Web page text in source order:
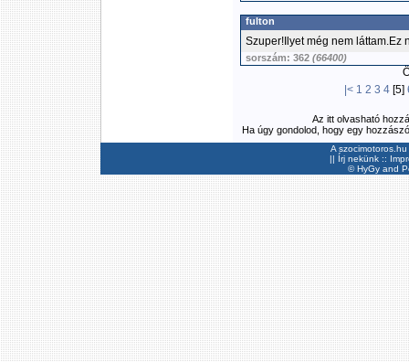
fulton
Szuper!Ilyet még nem láttam.Ez
sorszám: 362 (66400)
|< 1 2 3 4[5]
Az itt olvasható
Ha úgy gondolod, hogy egy
A
|| Írj nekünk ::
©HyGyand